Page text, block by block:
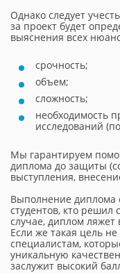
Однако следует
за проект будет
выяснения всех
срочность;
объем;
сложность;
необходимость
исследований
Мы гарантируем
диплома до защиты
выступления,
Выполнение диплома
студентов, кто решил
случае, диплом ляжет
Если же такая цель не
специалистам,
уникальную
заслужит высокий